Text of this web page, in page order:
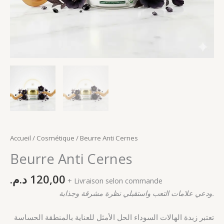
Accueil / Cosmétique / Beurre Anti Cernes
Beurre Anti Cernes
120,00 د.م.
+ Livraison selon commande
ودعي علامات التعب واستقبلي نظرة مشرقة وجذابة.
تعتبر زبدة الهالات السوداء الحل الأمثل للعناية بالمنطقة الحساسة